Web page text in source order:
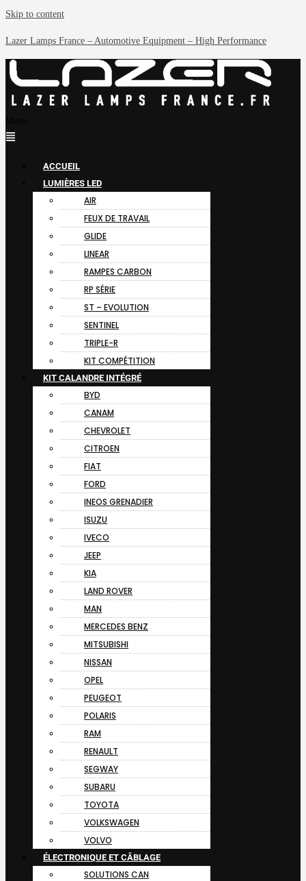
Skip to content
Lazer Lamps France – Automotive Equipment – High Performance
ACCUEIL
LUMIÈRES LED
AIR
FEUX DE TRAVAIL
GLIDE
LINEAR
RAMPES CARBON
RP SÉRIE
ST – EVOLUTION
SENTINEL
TRIPLE-R
KIT COMPÉTITION
KIT CALANDRE INTÉGRÉ
BYD
CANAM
CHEVROLET
CITROEN
FIAT
FORD
INEOS GRENADIER
ISUZU
IVECO
JEEP
KIA
LAND ROVER
MAN
MERCEDES BENZ
MITSUBISHI
NISSAN
OPEL
PEUGEOT
POLARIS
RAM
RENAULT
SEGWAY
SUBARU
TOYOTA
VOLKSWAGEN
VOLVO
ÉLECTRONIQUE ET CÂBLAGE
SOLUTIONS CAN